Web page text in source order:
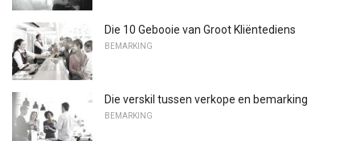
Die 10 Gebooie van Groot Kliëntediens
BEMARKING
Die verskil tussen verkope en bemarking
BEMARKING